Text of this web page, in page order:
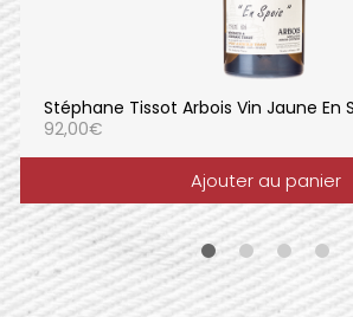
Stéphane Tissot Arbois Vin Jaune En
92,00€
Ajouter au panier